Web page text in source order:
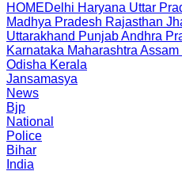
HOMEDelhi Haryana Uttar
Madhya Pradesh Rajasthan
Uttarakhand PunjabAndhra
Karnataka Maharashtra Assam
Odisha Kerala
Jansamasya
News
Bjp
National
Police
Bihar
India